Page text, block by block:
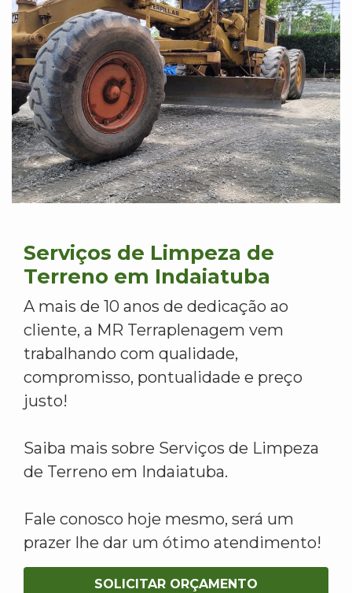
Serviços de Limpeza de
Terreno em Indaiatuba
A mais de 10 anos de dedicação ao
cliente, a MR Terraplenagem vem
trabalhando com qualidade,
compromisso, pontualidade e preço
justo!
Saiba mais sobre Serviços de Limpeza
de Terreno em Indaiatuba.
Fale conosco hoje mesmo, será um
prazer lhe dar um ótimo atendimento!
SOLICITAR ORÇAMENTO